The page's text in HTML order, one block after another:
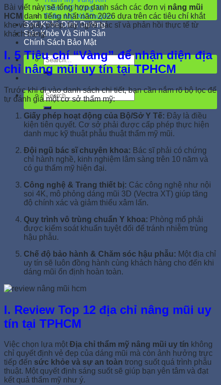
Thẩm Mỹ Vùng Tai
Thẩm Mỹ Xỏ Khuyên
Sức Khỏe Dinh Dưỡng
Sức Khỏe Và Sinh Sản
Chính Sách Bảo Mật
Bài viết này sẽ tổng hợp danh sách các đơn vị nâng mũi
HCM danh tiếng nhất năm 2026 dựa trên các tiêu chí khắt
khe về giấy phép, tay nghề bác sĩ và phản hồi thực tế từ
khách hàng.
I. 5 Tiêu chí “Vàng” để nhận diện địa
chỉ nâng mũi uy tín tại TPHCM
Trước khi đi vào danh sách chi tiết, bạn cần nắm rõ bộ lọc để
tự đánh giá một cơ sở thẩm mỹ:
Giấy phép hoạt động của Bộ/Sở Y Tế: Đây là điều
kiện tiên quyết. Cơ sở phải được cấp phép thực hiện
danh mục kỹ thuật phẫu thuật thẩm mỹ mũi.
Đội ngũ bác sĩ chuyên khoa: Bác sĩ phải có chứng
chỉ hành nghề, kinh nghiệm lâm sàng trên 10 năm và
có gu thẩm mỹ hiện đại.
Công nghệ & Trang thiết bị: Các công nghệ như nội
soi 4K, mô phỏng dáng mũi 3D (Vectra XT) giúp tăng
độ chính xác và giảm thiểu xâm lấn.
Quy trình vô trùng chuẩn Y khoa: Phòng mổ phải
được kiểm soát khuẩn tuyệt đối để tránh nhiễm trùng
hậu phẫu.
Chế độ bảo hành & Chăm sóc hậu phẫu: Một địa chỉ
uy tín sẽ luôn đồng hành cùng khách hàng cho đến khi
dáng mũi ổn định hoàn toàn.
I. Review Top 12 địa chỉ nâng mũi uy
tín tại TPHCM
Việc chọn lựa một Địa chỉ thẩm mỹ nâng mũi uy tín không
chỉ quyết định vẻ đẹp của dáng mũi mà còn ảnh hưởng trực
tiếp đến sức khỏe và sự an toàn trong suốt quá trình phẫu
thuật. Một quyết định sáng suốt sẽ giúp bạn yên tâm và đạt
kết quả thẩm mỹ như ý.